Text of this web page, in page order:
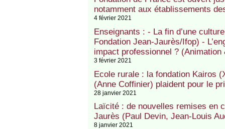
notamment aux établissements
4 février 2021
Enseignants : - La fin d’une
Fondation Jean-Jaurès/Ifop) -
impact professionnel ? (Animation
3 février 2021
Ecole rurale : la fondation Kairos
(Anne Coffinier) plaident pour le
28 janvier 2021
Laïcité : de nouvelles remises en
Jaurès (Paul Devin, Jean-Louis
8 janvier 2021